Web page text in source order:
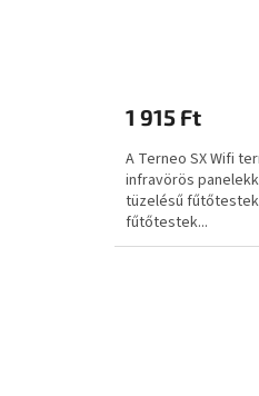
1 915 Ft
A Terneo SX Wifi
infravörös
tüzelésű
fűtőtestek...